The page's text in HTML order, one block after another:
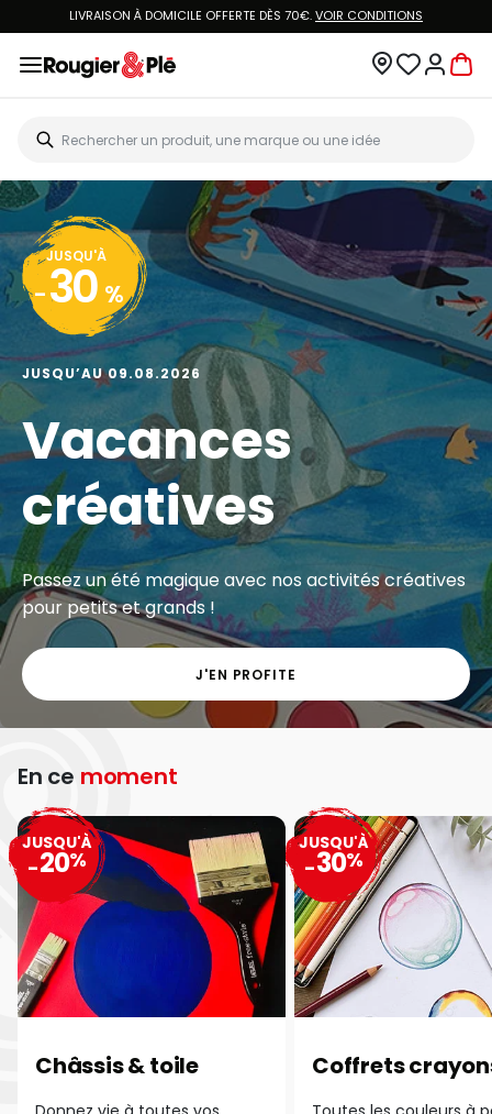
LIVRAISON À DOMICILE OFFERTE DÈS 70€.VOIR CONDITIONS
JUSQU'À
- 30 %
JUSQU’AU 09.08.2026
Vacances
créatives
Passez un été magique avec nos activités créatives
pour petits et grands !
J'EN PROFITE
En ce moment
Châssis & toile
JUSQU'À
-20%
Coffrets
JUSQU'À
-30%